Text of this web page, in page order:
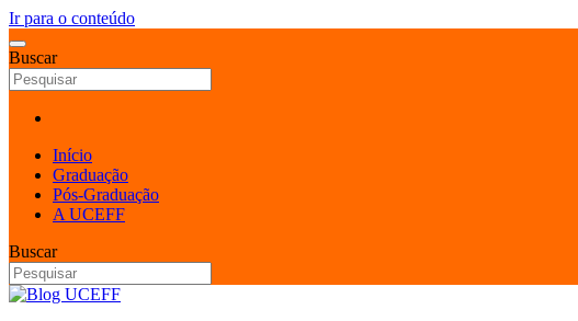
Ir para o conteúdo
Buscar
Início
Graduação
Pós-Graduação
A UCEFF
Buscar